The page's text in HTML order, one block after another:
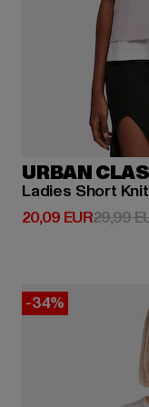
URBAN
Ladies Short
20,09 EUR
Derzeitiger Preis:
29,99
-34%